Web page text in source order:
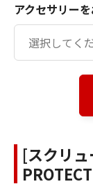
アクセサリー
[スクリ